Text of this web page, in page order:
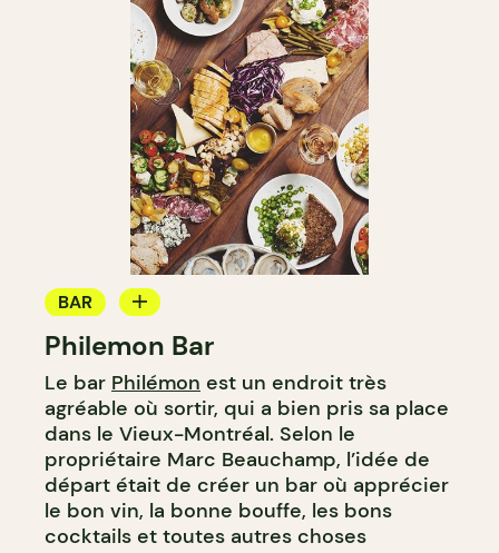
BAR
BAR À VIN
BAR À COCKTAIL
Philemon Bar
Le bar Philémon est un endroit très
agréable où sortir, qui a bien pris sa place
dans le Vieux-Montréal. Selon le
propriétaire Marc Beauchamp, l’idée de
départ était de créer un bar où apprécier
le bon vin, la bonne bouffe, les bons
cocktails et toutes autres choses